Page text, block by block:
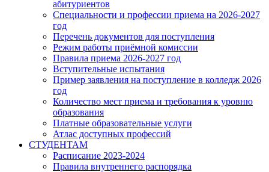
абитуриентов
Специальности и профессии приема на 2026-2027
год
Перечень документов для поступления
Режим работы приёмной комиссии
Правила приема 2026-2027 год
Вступительные испытания
Пример заявления на поступление в колледж 2026
год
Количество мест приема и требования к уровню
образования
Платные образовательные услуги
Атлас доступных профессий
СТУДЕНТАМ
Расписание 2023-2024
Правила внутреннего распорядка